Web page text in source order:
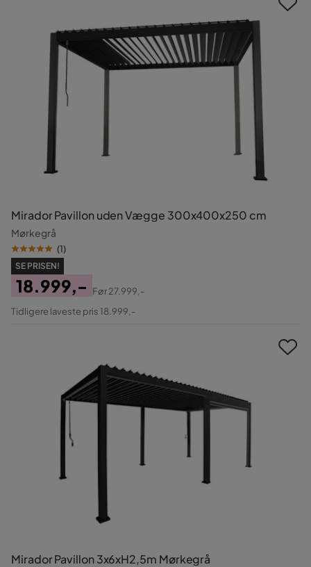
Mirador Pavillon uden Vægge 300x400x250 cm
Mørkegrå
(1)
SE PRISEN!
Pris
18.999,-
Original
Før27.999,-
Tidligere laveste pris 18.999,-
Mirador Pavillon 3x6xH2,5m Mørkegrå